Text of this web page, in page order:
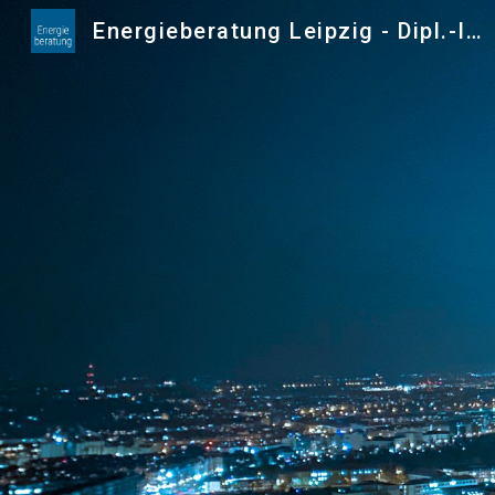
Energieberatung Leipzig - Dipl.-Ing. Christoph Biedermann